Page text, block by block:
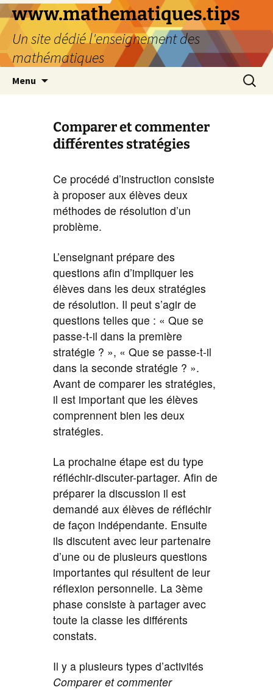
www.mathematiques.tips
Un site dédié l'enseignement des
mathématiques
Menu
Comparer et commenter
différentes stratégies
Ce procédé d’instruction consiste
à proposer aux élèves deux
méthodes de résolution d’un
problème.
L’enseignant prépare des
questions afin d’impliquer les
élèves dans les deux stratégies
de résolution. Il peut s’agir de
questions telles que : « Que se
passe-t-il dans la première
stratégie ? », « Que se passe-t-il
dans la seconde stratégie ? ».
Avant de comparer les stratégies,
il est important que les élèves
comprennent bien les deux
stratégies.
La prochaine étape est du type
réfléchir-discuter-partager. Afin de
préparer la discussion il est
demandé aux élèves de réfléchir
de façon indépendante. Ensuite
ils discutent avec leur partenaire
d’une ou de plusieurs questions
importantes qui résultent de leur
réflexion personnelle. La 3ème
phase consiste à partager avec
toute la classe les différents
constats.
Il y a plusieurs types d’activités
Comparer et commenter